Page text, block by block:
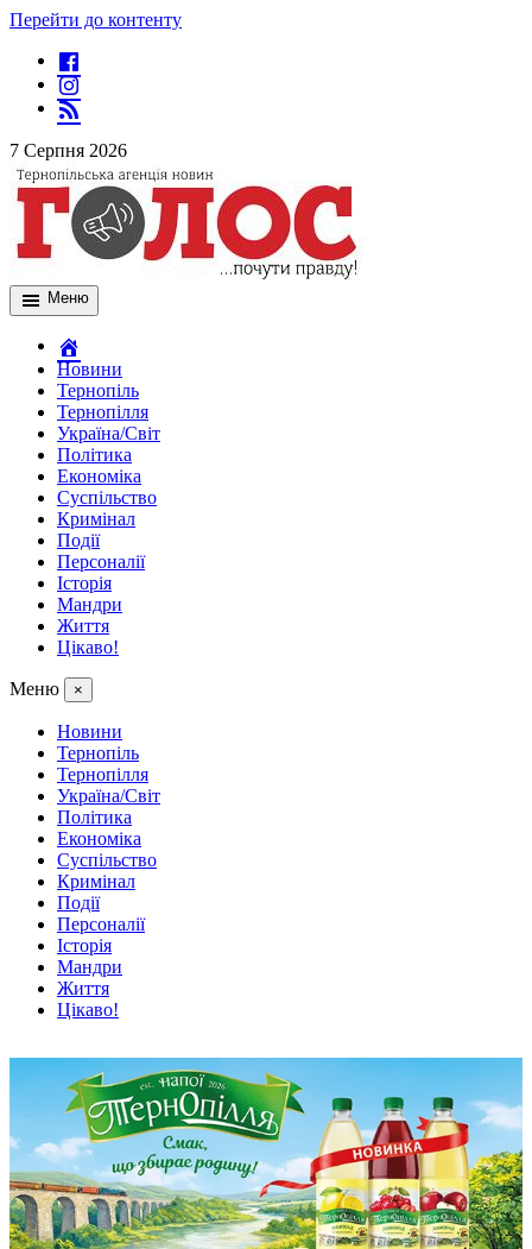
Перейти до контенту
7 Серпня 2026
Меню
Новини
Тернопіль
Тернопілля
Україна/Світ
Політика
Економіка
Суспільство
Кримінал
Події
Персоналії
Історія
Мандри
Життя
Цікаво!
Меню ×
Новини
Тернопіль
Тернопілля
Україна/Світ
Політика
Економіка
Суспільство
Кримінал
Події
Персоналії
Історія
Мандри
Життя
Цікаво!